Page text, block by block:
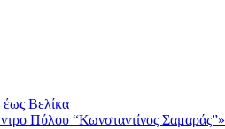
Βελίκα
Πύλου “Κωνσταντίνος Σαμαράς”»